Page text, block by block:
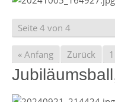
Seite 4 von 4
« Anfang Zurück 1